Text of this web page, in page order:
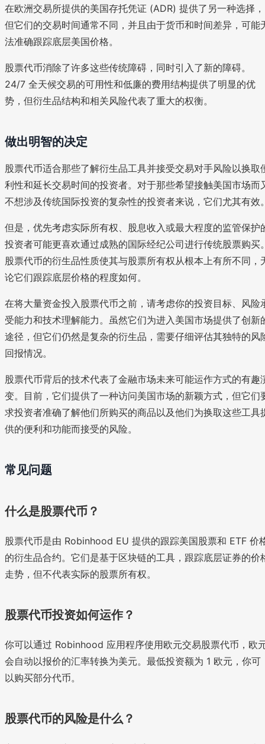
在欧洲交易所提供的美国存托凭证 (ADR) 提供了另一种选择，
但它们的交易时间通常不同，并且由于货币和时间差异，可能
法准确跟踪底层美国价格。
股票代币消除了许多这些传统障碍，同时引入了新的障碍。
24/7 全天候交易的可用性和低廉的费用结构提供了明显的优
势，但衍生品结构和相关风险代表了重大的权衡。
做出明智的决定
股票代币适合那些了解衍生品工具并接受交易对手风险以换取
利性和延长交易时间的投资者。对于那些希望接触美国市场而
不想涉及传统国际投资的复杂性的投资者来说，它们尤其有效
但是，优先考虑实际所有权、股息收入或最大程度的监管保护
投资者可能更喜欢通过成熟的国际经纪公司进行传统股票购买
股票代币的衍生品性质使其与股票所有权从根本上有所不同，
论它们跟踪底层价格的程度如何。
在将大量资金投入股票代币之前，请考虑你的投资目标、风险
受能力和技术理解能力。虽然它们为进入美国市场提供了创新
途径，但它们仍然是复杂的衍生品，需要仔细评估其独特的风
回报情况。
股票代币背后的技术代表了金融市场未来可能运作方式的有趣
变。目前，它们提供了一种访问美国市场的新颖方式，但它们
求投资者准确了解他们所购买的商品以及他们为换取这些工具
供的便利和功能而接受的风险。
常见问题
什么是股票代币？
股票代币是由 Robinhood EU 提供的跟踪美国股票和 ETF 价
的衍生品合约。它们是基于区块链的工具，跟踪底层证券的价
走势，但不代表实际的股票所有权。
股票代币投资如何运作？
你可以通过 Robinhood 应用程序使用欧元交易股票代币，欧
会自动以报价的汇率转换为美元。最低投资额为 1 欧元，你可
以购买部分代币。
股票代币的风险是什么？